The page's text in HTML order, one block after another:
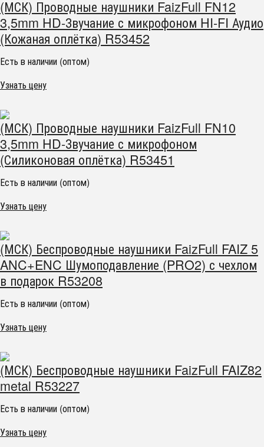
(МСК) Проводные наушники FaizFull FN12
3,5mm HD-Звучание с микрофоном HI-FI Аудио
(Кожаная оплётка) R53452
Есть в наличии (оптом)
Узнать цену
(МСК) Проводные наушники FaizFull FN10
3,5mm HD-Звучание с микрофоном
(Силиконовая оплётка) R53451
Есть в наличии (оптом)
Узнать цену
(МСК) Беспроводные наушники FaizFull FAIZ 5
ANC+ENC Шумоподавление (PRO2) с чехлом
в подарок R53208
Есть в наличии (оптом)
Узнать цену
(МСК) Беспроводные наушники FaizFull FAIZ82
metal R53227
Есть в наличии (оптом)
Узнать цену